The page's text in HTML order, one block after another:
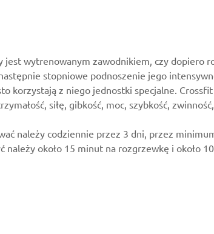
wytrenowanym zawodnikiem, czy dopiero
stopniowe podnoszenie jego
z niego jednostki specjalne.
siłę, gibkość, moc, szybkość,
należy codziennie przez 3 dni, przez
około 15 minut na rozgrzewkę i około